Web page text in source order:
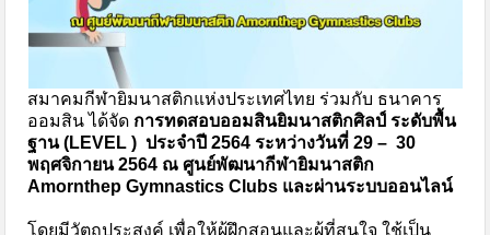
สมาคมกีฬายิมนาสติกแห่งประเทศไทย ร่วมกับ ธนาคาร
ออมสิน ได้จัด การทดสอบออมสินยิมนาสติกศิลป์ ระดับพื้น
ฐาน (LEVEL ) ประจำปี 2564 ระหว่างวันที่ 29 – 30
พฤศจิกายน 2564 ณ ศูนย์พัฒนากีฬายิมนาสติก
Amornthep Gymnastics Clubs และผ่านระบบออนไลน์
โดยมีวัตถุประสงค์ เพื่อให้ผู้ฝึกสอนและผู้ที่สนใจ ใช้เป็น